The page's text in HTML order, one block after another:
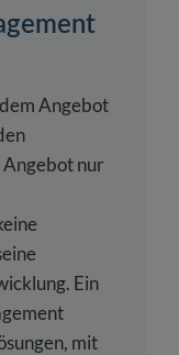
Angebot
nur
Ein
mit